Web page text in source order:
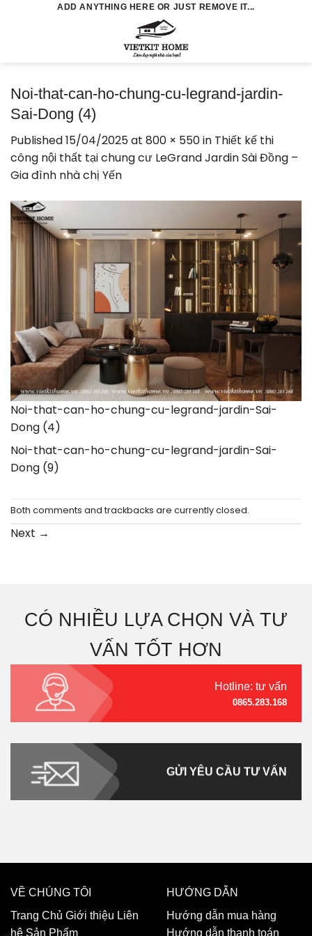
ADD ANYTHING HERE OR JUST REMOVE IT...
Noi-that-can-ho-chung-cu-legrand-jardin-
Sai-Dong (4)
Published15/04/2025at 800 × 550in Thiết kế thi
công nội thất tại chung cư LeGrand Jardin Sài Đồng –
Gia đình nhà chị Yến
Noi-that-can-ho-chung-cu-legrand-jardin-Sai-
Dong (4)
Noi-that-can-ho-chung-cu-legrand-jardin-Sai-
Dong (9)
Both comments and trackbacks are currently closed.
Next →
CÓ NHIỀU LỰA CHỌN VÀ TƯ
VẤN TỐT HƠN
Hotline: tư vấn
0865.283.168
GỬI YÊU CẦU TƯ VẤN
VỀ CHÚNG TÔI
Trang Chủ Giới thiệu Liên
hệ Sản Phẩm
HƯỚNG DẪN
Hướng dẫn mua hàng
Hướng dẫn thanh toán